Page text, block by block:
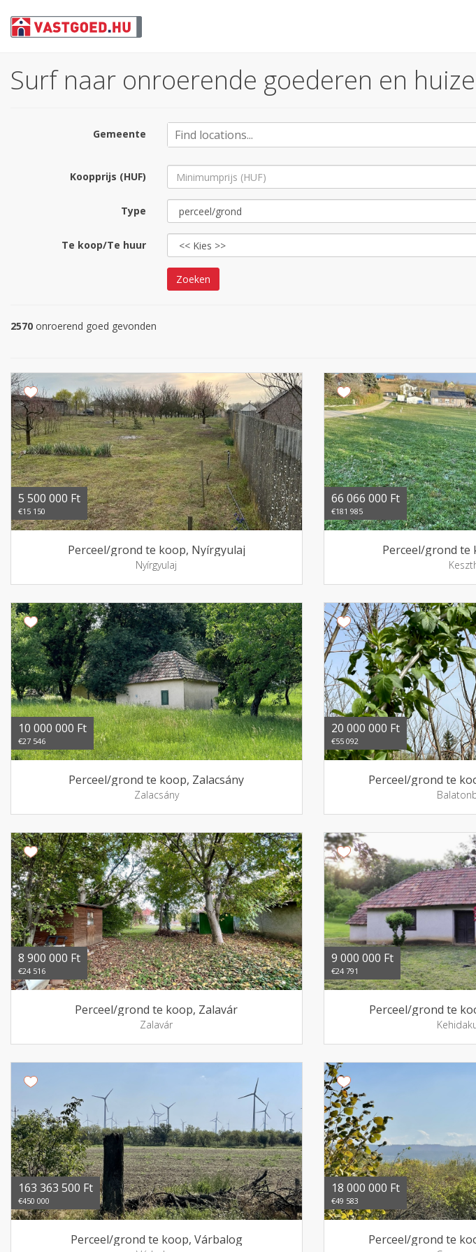
Surf naar onroerende goederen en
Gemeente
Koopprijs (HUF)
Type
Te koop/Te huur
Zoeken
2570 onroerend goed gevonden
5 500 000 Ft
€15 150
Perceel/grond te koop, Nyírgyulaj
Nyírgyulaj
66 066 000 Ft
€181 985
Perceel/grond te
10 000 000 Ft
€27 546
Perceel/grond te koop, Zalacsány
Zalacsány
20 000 000 Ft
€55 092
Perceel/grond te
8 900 000 Ft
€24 516
Perceel/grond te koop, Zalavár
Zalavár
9 000 000 Ft
€24 791
Perceel/grond te
163 363 500 Ft
€450 000
Perceel/grond te koop, Várbalog
18 000 000 Ft
€49 583
Perceel/grond te